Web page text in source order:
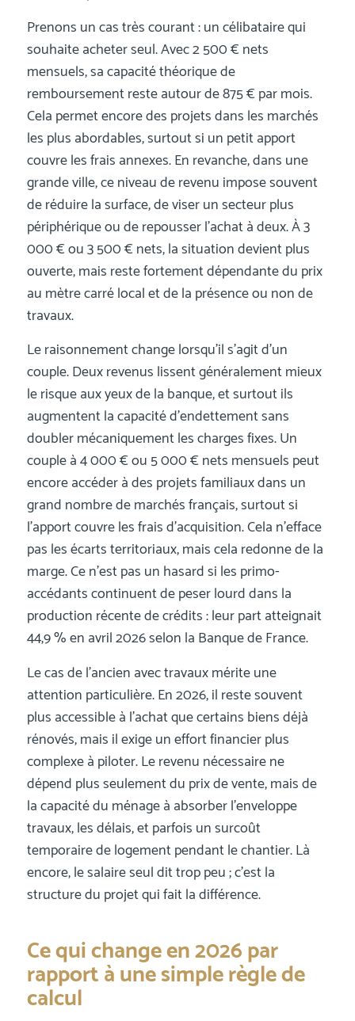
Prenons un cas très courant : un célibataire qui
souhaite acheter seul. Avec 2 500 € nets
mensuels, sa capacité théorique de
remboursement reste autour de 875 € par mois.
Cela permet encore des projets dans les marchés
les plus abordables, surtout si un petit apport
couvre les frais annexes. En revanche, dans une
grande ville, ce niveau de revenu impose souvent
de réduire la surface, de viser un secteur plus
périphérique ou de repousser l’achat à deux. À 3
000 € ou 3 500 € nets, la situation devient plus
ouverte, mais reste fortement dépendante du prix
au mètre carré local et de la présence ou non de
travaux.
Le raisonnement change lorsqu’il s’agit d’un
couple. Deux revenus lissent généralement mieux
le risque aux yeux de la banque, et surtout ils
augmentent la capacité d’endettement sans
doubler mécaniquement les charges fixes. Un
couple à 4 000 € ou 5 000 € nets mensuels peut
encore accéder à des projets familiaux dans un
grand nombre de marchés français, surtout si
l’apport couvre les frais d’acquisition. Cela n’efface
pas les écarts territoriaux, mais cela redonne de la
marge. Ce n’est pas un hasard si les primo-
accédants continuent de peser lourd dans la
production récente de crédits : leur part atteignait
44,9 % en avril 2026 selon la Banque de France.
Le cas de l’ancien avec travaux mérite une
attention particulière. En 2026, il reste souvent
plus accessible à l’achat que certains biens déjà
rénovés, mais il exige un effort financier plus
complexe à piloter. Le revenu nécessaire ne
dépend plus seulement du prix de vente, mais de
la capacité du ménage à absorber l’enveloppe
travaux, les délais, et parfois un surcoût
temporaire de logement pendant le chantier. Là
encore, le salaire seul dit trop peu ; c’est la
structure du projet qui fait la différence.
Ce qui change en 2026 par
rapport à une simple règle de
calcul